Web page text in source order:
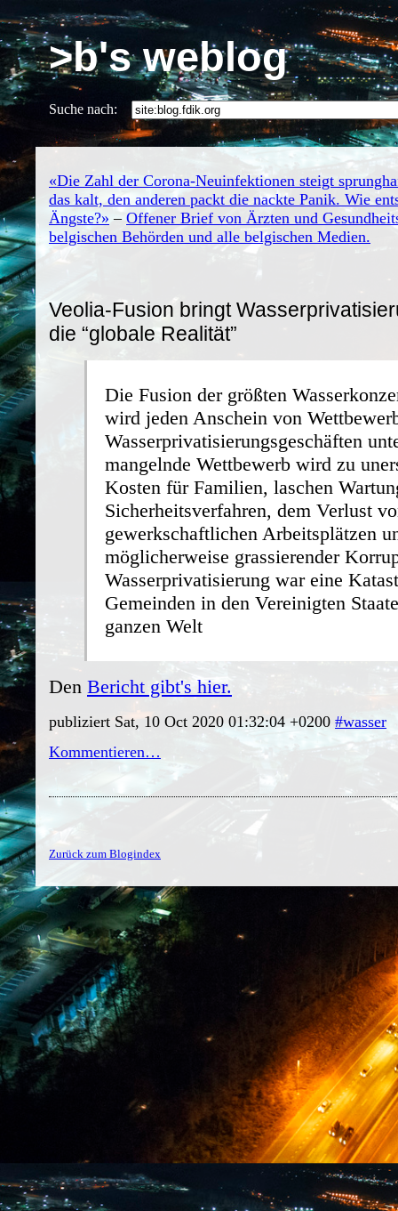
>b's weblog
Suche nach:
«Die Zahl der Corona-Neuinfektionen steigt
das kalt, den anderen packt die nackte Panik. Wie
Ängste?» – Offener Brief von Ärzten und
belgischen Behörden und alle belgischen Medien.
Veolia-Fusion bringt
die “globale Realität”
Die Fusion der größten
wird jeden Anschein von
Wasserprivatisierungsgeschäften
mangelnde Wettbewerb wird zu
Kosten für Familien, laschen
Sicherheitsverfahren, dem Verlust
gewerkschaftlichen Arbeitsplätzen
möglicherweise grassierender
Wasserprivatisierung war eine
Gemeinden in den Vereinigten
ganzen Welt
Den Bericht gibt's hier.
publiziert Sat, 10 Oct 2020 01:32:04 +0200 #wasser
Kommentieren…
Zurück zum Blogindex